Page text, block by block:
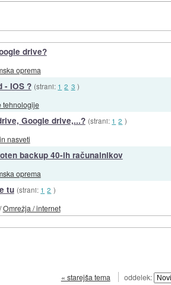
drive?
oprema
- IOS ? (strani: 1 2 3 )
tehnologije
Google drive,...? (strani: 1 2 )
nasveti
backup 40-ih računalnikov
oprema
tu (strani: 1 2 )
Omrežja / internet
« starejša tema oddelek: